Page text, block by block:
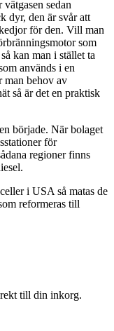
sedan
dyr, den är svår att
för den. Vill man
som
kan man i stället ta
används i en
man behov av
så är det en praktisk
började. När bolaget
för
regioner finns
i USA så matas de
reformeras till
till din inkorg.